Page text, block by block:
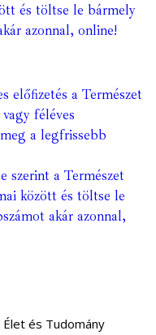
és töltse le bármely
azonnal, online!
előfizetés a Természet
féléves
a legfrissebb
szerint a Természet
között és töltse le
akár azonnal,
és Tudomány